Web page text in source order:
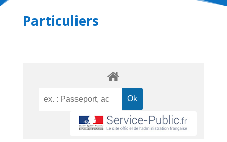
Particuliers